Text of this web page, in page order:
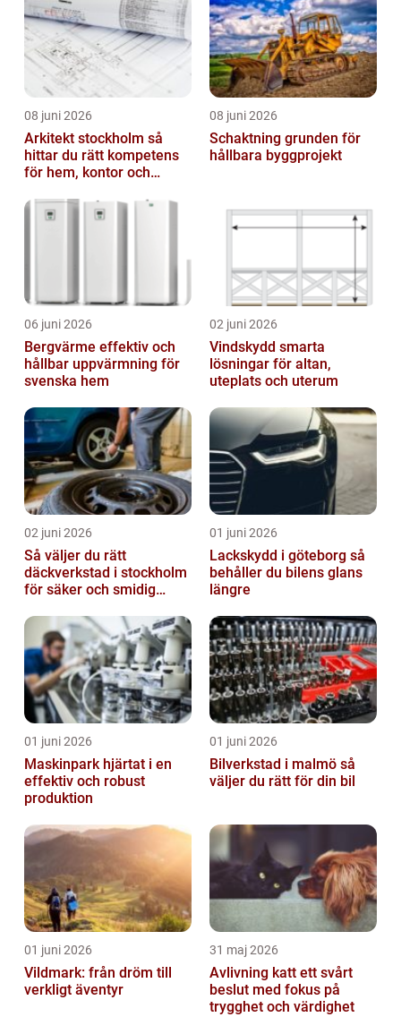
08 juni 2026
Arkitekt stockholm så
hittar du rätt kompetens
för hem, kontor och
08 juni 2026
Schaktning grunden för
hållbara byggprojekt
06 juni 2026
Bergvärme effektiv och
hållbar uppvärmning för
svenska hem
02 juni 2026
Vindskydd smarta
lösningar för altan,
uteplats och uterum
02 juni 2026
Så väljer du rätt
däckverkstad i stockholm
för säker och smidig
01 juni 2026
Lackskydd i göteborg så
behåller du bilens glans
längre
01 juni 2026
Maskinpark hjärtat i en
effektiv och robust
produktion
01 juni 2026
Bilverkstad i malmö så
väljer du rätt för din bil
01 juni 2026
Vildmark: från dröm till
verkligt äventyr
31 maj 2026
Avlivning katt ett svårt
beslut med fokus på
trygghet och värdighet